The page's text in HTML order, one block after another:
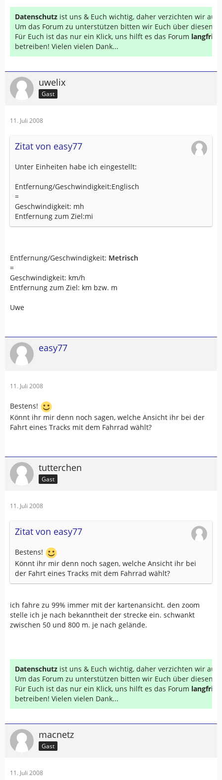
Datenschutz ist uns & Euch wichtig, daher verzichten wir auf
Um das Forum zu unterstützen bitten wir Euch über diesen
Für Euch ist das nur ein Klick, uns hilft es das Forum
betreiben! Vielen vielen Dank...
uwelix
Gast
11. Juli 2008
Zitat von easy77
Unter Einheiten habe ich eingestellt:
Entfernung/Geschwindigkeit:Englisch
=
Geschwindigkeit: mh
Entfernung zum Ziel:mi
Entfernung/Geschwindigkeit: Metrisch
=
Geschwindigkeit: km/h
Entfernung zum Ziel: km bzw. m
Uwe
easy77
11. Juli 2008
Bestens!
Könnt ihr mir denn noch sagen, welche Ansicht ihr bei der
Fahrt eines Tracks mit dem Fahrrad wählt?
tutterchen
Gast
11. Juli 2008
Zitat von easy77
Bestens!
Könnt ihr mir denn noch sagen, welche Ansicht ihr bei
der Fahrt eines Tracks mit dem Fahrrad wählt?
ich fahre zu 99% immer mit der kartenansicht. den zoom
stelle ich je nach bekanntheit der strecke ein. schwankt
zwischen 50 und 800 m. je nach gelände.
Datenschutz ist uns & Euch wichtig, daher verzichten wir auf
Um das Forum zu unterstützen bitten wir Euch über diesen
Für Euch ist das nur ein Klick, uns hilft es das Forum
betreiben! Vielen vielen Dank...
macnetz
Gast
11. Juli 2008